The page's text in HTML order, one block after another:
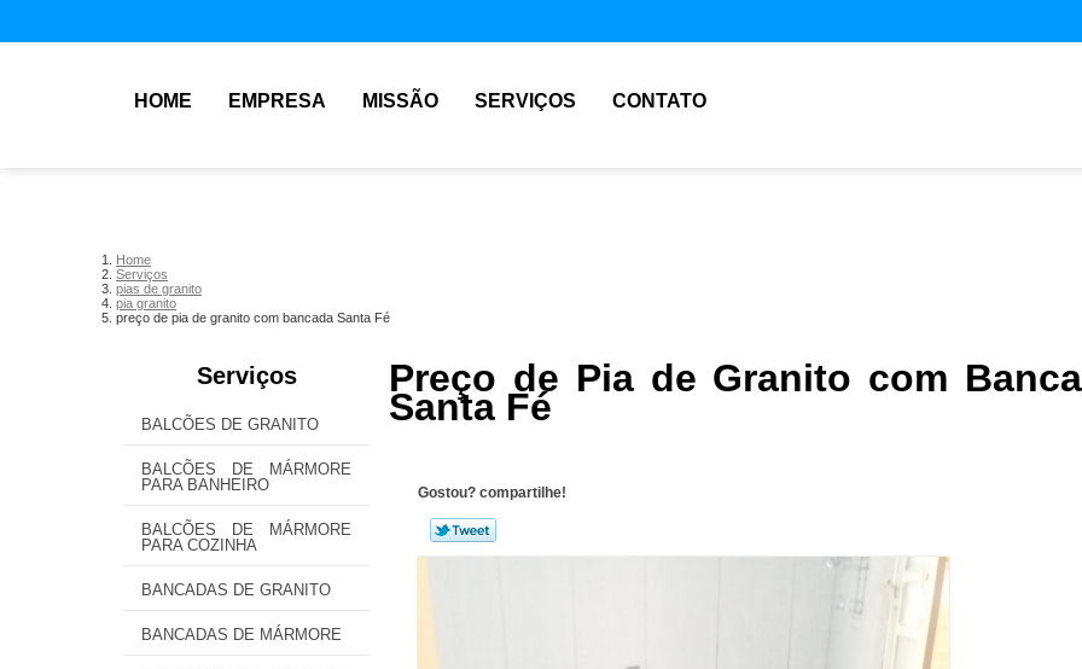
HOME EMPRESA MISSÃO SERVIÇOS CONTATO
Home
Serviços
pias de granito
pia granito
preço de pia de granito com bancada Santa Fé
Serviços
BALCÕES DE GRANITO
BALCÕES DE MÁRMORE
PARA BANHEIRO
BALCÕES DE MÁRMORE
PARA COZINHA
BANCADAS DE GRANITO
BANCADAS DE MÁRMORE
Preço de Pia de Granito com
Santa Fé
Gostou? compartilhe!